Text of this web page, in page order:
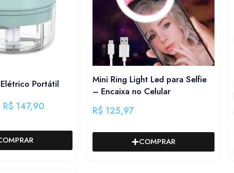
Portátil
R$ 147,90
Mini Ring Light Led para Selfie
– Encaixa no Celular
R$ 125,97
COMPRAR